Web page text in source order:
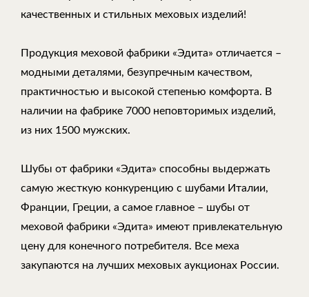
качественных и стильных меховых изделий!
Продукция меховой фабрики «Эдита» отличается –
модными деталями, безупречным качеством,
практичностью и высокой степенью комфорта. В
наличии на фабрике 7000 неповторимых изделий,
из них 1500 мужских.
Шубы от фабрики «Эдита» способны выдержать
самую жесткую конкуренцию с шубами Италии,
Франции, Греции, а самое главное – шубы от
меховой фабрики «Эдита» имеют привлекательную
цену для конечного потребителя. Все меха
закупаются на лучших меховых аукционах России.